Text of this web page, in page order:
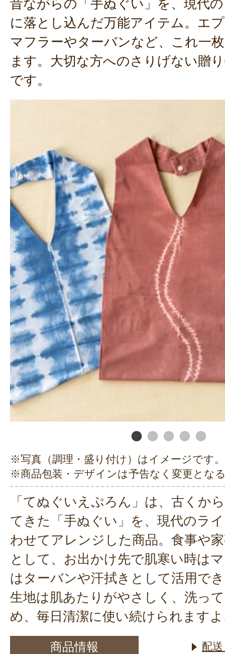
昔ながらの「手ぬぐい」を、現代
に落とし込んだ万能アイテム。エ
マフラーやターバンなど、これ一
ます。大切な方へのさりげない贈
です。
※写真（調理・盛り付け）はイメージです。
※商品包装・デザインは予告なく変更とな
「てぬぐいえぷろん」は、古くか
てきた「手ぬぐい」を、現代のラ
わせてアレンジした商品。食事や
として、お出かけ先で肌寒い時は
はターバンや汗拭きとして活用で
生地は肌あたりがやさしく、洗っ
め、毎日清潔に使い続けられます
商品情報 配